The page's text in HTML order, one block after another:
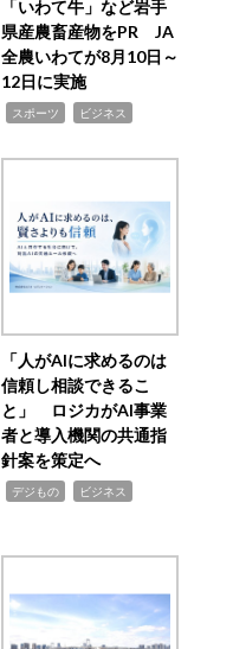
「いわて牛」など岩手
県産農畜産物をPR JA
全農いわてが8月10日～
12日に実施
スポーツ ビジネス
「人がAIに求めるのは
信頼し相談できるこ
と」 ロジカがAI事業
者と導入機関の共通指
針案を策定へ
デジもの ビジネス